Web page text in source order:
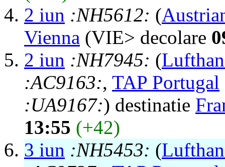
2 iun :NH5612: (
Vienna (VIE> decolare
2 iun :NH7945: (
:AC9163:, TAP Portugal
:UA9167:) destinatie
13:55 (+42)
3 iun :NH5453: (